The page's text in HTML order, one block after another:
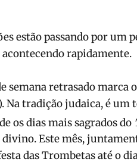
estão passando por
rapidamente.
semana retrasado marca
Na tradição judaica, é um
os dias mais sagrados do
Este mês,
das Trombetas até o